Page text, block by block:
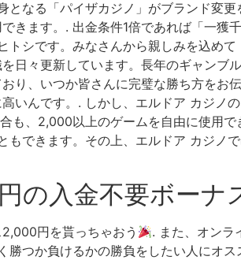
なる「パイザカジノ」がブランド変
きます。. 出金条件1倍であれば「一獲
シです。みなさんから親しみを込め
日々更新しています。長年のギャンブ
り、いつか皆さんに完璧な勝ち方をお
いんです。. しかし、エルドア カジノ
も、2,000以上のゲームを自由に使用
できます。その上、エルドア カジノ
の入金不要ボーナ
円を貰っちゃおう
. また、オンラ
つか負けるかの勝負をしたい人にオ